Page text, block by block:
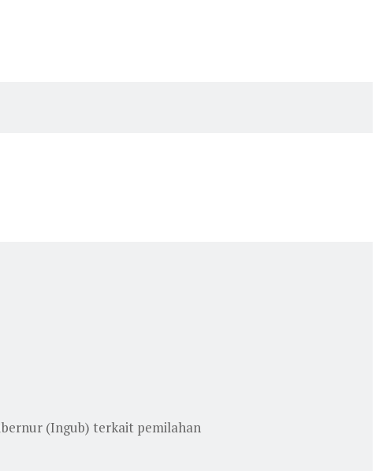
(Ingub) terkait pemilahan